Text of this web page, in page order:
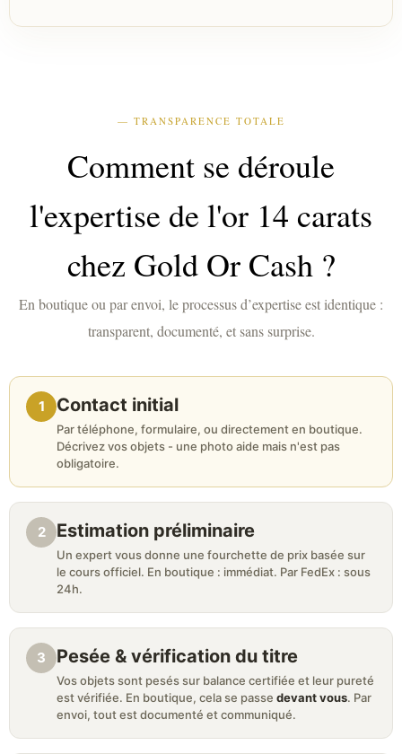
— TRANSPARENCE TOTALE
Comment se déroule
l'expertise de l'or 14 carats
chez Gold Or Cash ?
En boutique ou par envoi, le processus d’expertise est identique :
transparent, documenté, et sans surprise.
1 Contact initial
Par téléphone, formulaire, ou directement en boutique.
Décrivez vos objets - une photo aide mais n'est pas
obligatoire.
2 Estimation préliminaire
Un expert vous donne une fourchette de prix basée sur
le cours officiel. En boutique : immédiat. Par FedEx : sous
24h.
3 Pesée & vérification du titre
Vos objets sont pesés sur balance certifiée et leur pureté
est vérifiée. En boutique, cela se passe devant vous. Par
envoi, tout est documenté et communiqué.